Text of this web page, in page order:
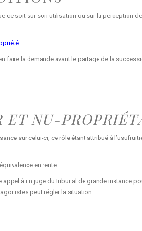
ce soit sur son utilisation ou sur la perception
.
faire la demande avant le partage de la
ET NU-
sur celui-ci, ce rôle étant attribué à
en rente.
à un juge du tribunal de grande instance
peut régler la situation.